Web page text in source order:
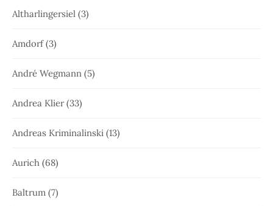
Altharlingersiel (3)
Amdorf(3)
André Wegmann (5)
Andrea Klier(33)
Andreas Kriminalinski (13)
Aurich (68)
Baltrum (7)